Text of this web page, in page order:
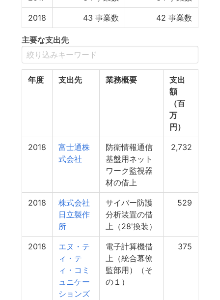
2018 43 事業数 42 事業数
主要な支出先
年度 支出先 業務概要
支出
額
（百
万
円）
2018
富士通株
式会社
防衛情報通信
基盤用ネット
ワーク監視器
材の借上
2,732
2018
株式会社
日立製作
所
サイバー防護
分析装置の借
上（28'換装）
529
2018
エヌ・テ
ィ・テ
ィ・コミ
ュニケー
ションズ
電子計算機借
上（統合幕僚
監部用）（そ
の１）
375